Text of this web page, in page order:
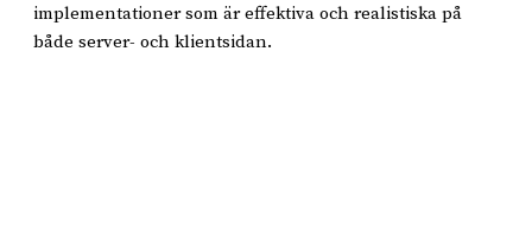
implementationer som är effektiva och realistiska på
både server- och klientsidan.